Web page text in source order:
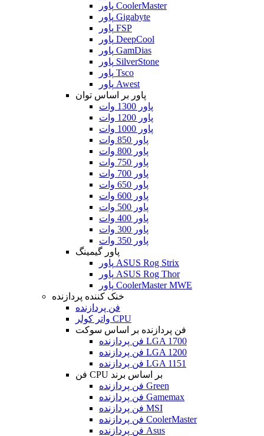
پاور CoolerMaster
پاور Gigabyte
پاور FSP
پاور DeepCool
پاور GamDias
پاور SilverStone
پاور Tsco
پاور Awest
پاور بر اساس توان
پاور 1300 وات
پاور 1200 وات
پاور 1000 وات
پاور 850 وات
پاور 800 وات
پاور 750 وات
پاور 700 وات
پاور 650 وات
پاور 600 وات
پاور 500 وات
پاور 400 وات
پاور 300 وات
پاور 350 وات
پاور گیمینگ
پاور ASUS Rog Strix
پاور ASUS Rog Thor
پاور CoolerMaster MWE
خنک کننده پردازنده
فن پردازنده
واتر کولر CPU
فن پردازنده بر اساس سوکت
فن پردازنده LGA 1700
فن پردازنده LGA 1200
فن پردازنده LGA 1151
فن CPU بر اساس برند
فن پردازنده Green
فن پردازنده Gamemax
فن پردازنده MSI
فن پردازنده CoolerMaster
فن پردازنده Asus